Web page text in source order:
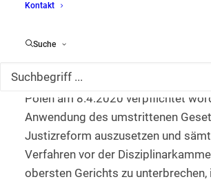
Kontakt
Suche
in ganz Europa.
Die Disziplinarkammer für polnische
Europäischen Gerichtshofs, mit der
Polen am 8.4.2020 verpflichtet
Anwendung des umstrittenen
Justizreform auszusetzen und
Verfahren vor der
obersten Gerichts zu unterbrechen,